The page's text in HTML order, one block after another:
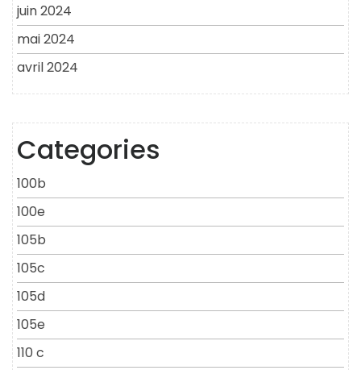
juin 2024
mai 2024
avril 2024
Categories
100b
100e
105b
105c
105d
105e
110 c